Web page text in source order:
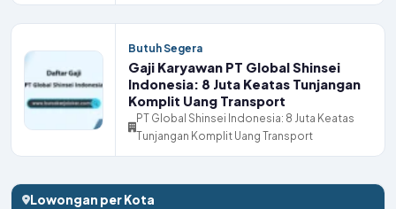
Butuh Segera
Gaji Karyawan PT Global Shinsei
Indonesia: 8 Juta Keatas Tunjangan
Komplit Uang Transport
PT Global Shinsei Indonesia: 8 Juta Keatas
Tunjangan Komplit Uang Transport
Lowongan per Kota